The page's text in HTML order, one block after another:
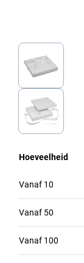
Hoeveelheid
Vanaf 10
Vanaf 50
Vanaf 100